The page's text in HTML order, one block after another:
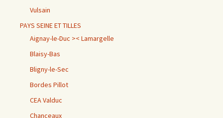
Vulsain
PAYS SEINE ET TILLES
Aignay-le-Duc >< Lamargelle
Blaisy-Bas
Bligny-le-Sec
Bordes Pillot
CEA Valduc
Chanceaux